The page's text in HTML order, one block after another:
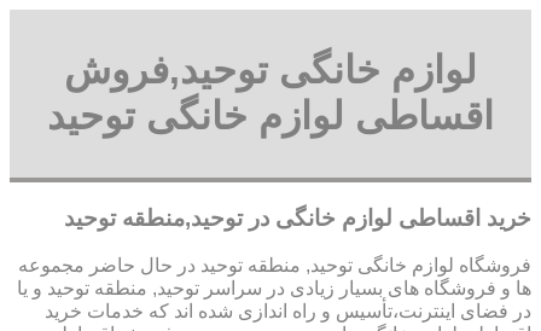
لوازم خانگی توحید,فروش
اقساطی لوازم خانگی توحید
خرید اقساطی لوازم خانگی در توحید,منطقه توحید
فروشگاه لوازم خانگی توحید, منطقه توحید در حال حاضر مجموعه
ها و فروشگاه های بسیار زیادی در سراسر توحید, منطقه توحید و یا
در فضای اینترنت،تأسیس و راه اندازی شده اند که خدمات خرید